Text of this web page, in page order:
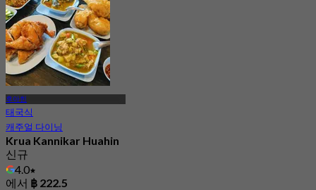
후아힌
태국식
캐주얼 다이닝
Krua Kannikar Huahin
신규
4.0
에서 ฿ 222.5